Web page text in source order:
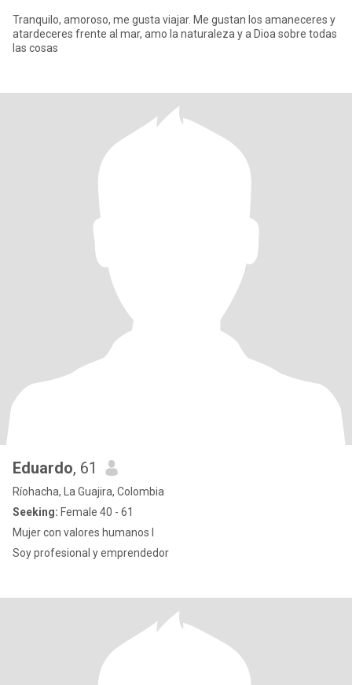
Tranquilo, amoroso, me gusta viajar. Me gustan los amaneceres y
atardeceres frente al mar, amo la naturaleza y a Dioa sobre todas
las cosas
Eduardo, 61
Ríohacha, La Guajira, Colombia
Seeking: Female 40 - 61
Mujer con valores humanos l
Soy profesional y emprendedor